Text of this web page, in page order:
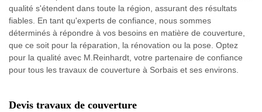
qualité s'étendent dans toute la région, assurant des résultats
fiables. En tant qu'experts de confiance, nous sommes
déterminés à répondre à vos besoins en matière de couverture,
que ce soit pour la réparation, la rénovation ou la pose. Optez
pour la qualité avec M.Reinhardt, votre partenaire de confiance
pour tous les travaux de couverture à Sorbais et ses environs.
Devis travaux de couverture